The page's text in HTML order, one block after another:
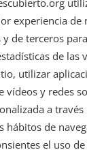
14
un grupo
experiencia de
de terceros
de las
utilizar
vídeos y redes
a
hábitos de
el uso